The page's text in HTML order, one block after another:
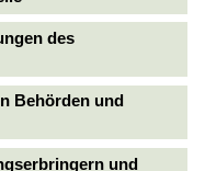
des
Behörden und
und